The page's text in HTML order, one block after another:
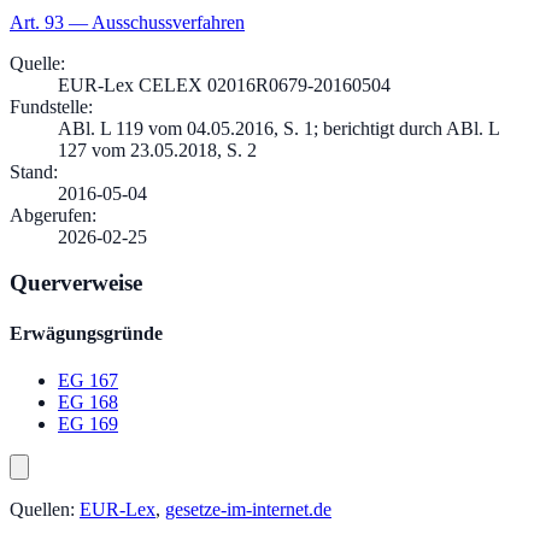
Art. 93 — Ausschussverfahren
Quelle:
EUR-Lex CELEX 02016R0679-20160504
Fundstelle:
ABl. L 119 vom 04.05.2016, S. 1; berichtigt durch ABl. L
127 vom 23.05.2018, S. 2
Stand:
2016-05-04
Abgerufen:
2026-02-25
Querverweise
Erwägungsgründe
EG 167
EG 168
EG 169
Quellen: EUR-Lex, gesetze-im-internet.de